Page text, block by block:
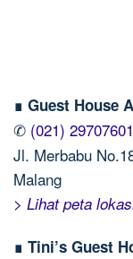
∎ Guest House
✆ (021) 29707601
Jl. Merbabu
Malang
> Lihat peta
∎ Tini’s Guest